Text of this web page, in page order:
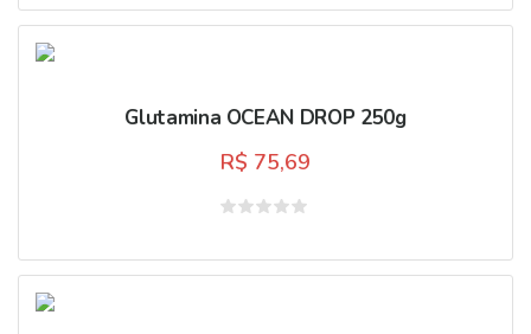
de
5
Glutamina OCEAN DROP 250g
R$ 75,69
de
5